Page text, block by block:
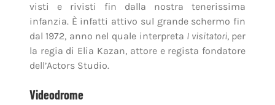
visti e rivisti fin dalla nostra tenerissima
infanzia. È infatti attivo sul grande schermo fin
dal 1972, anno nel quale interpreta I visitatori, per
la regia di Elia Kazan, attore e regista fondatore
dell’Actors Studio.
Videodrome